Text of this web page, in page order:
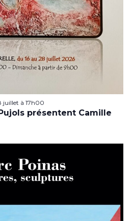
juillet à 17h00
présentent Camille